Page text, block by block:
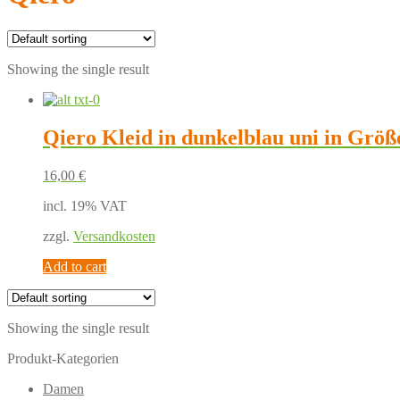
Showing the single result
Qiero Kleid in dunkelblau uni in
16,00 €
incl. 19% VAT
zzgl. Versandkosten
Add to cart
Showing the single result
Produkt-Kategorien
Damen